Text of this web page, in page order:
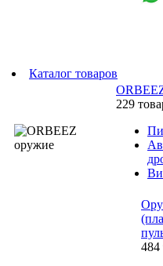
Каталог товаров
229
484